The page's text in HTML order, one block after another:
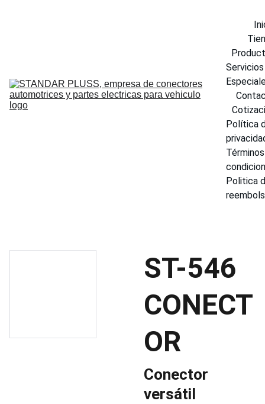
Servicios
Política
Politica
ST-546
CONECT
OR
Conector
versátil